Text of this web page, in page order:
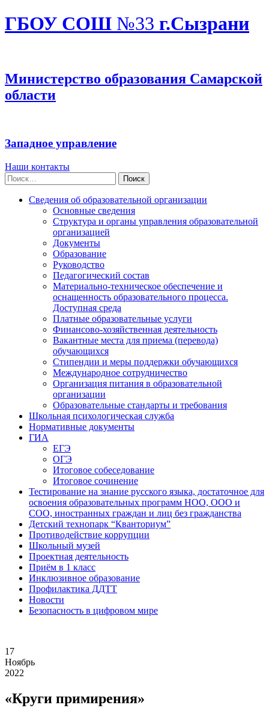
ГБОУ СОШ №33 г.Сызрани
Министерство образования Самарской
области
Западное управление
Наши контакты
Найти:
Сведения об образовательной организации
Основные сведения
Структура и органы управления образовательной
организацией
Документы
Образование
Руководство
Педагогический состав
Материально-техническое обеспечение и
оснащенность образовательного процесса.
Доступная среда
Платные образовательные услуги
Финансово-хозяйственная деятельность
Вакантные места для приема (перевода)
обучающихся
Стипендии и меры поддержки обучающихся
Международное сотрудничество
Организация питания в образовательной
организации
Образовательные стандарты и требования
Школьная психологическая служба
Нормативные документы
ГИА
ЕГЭ
ОГЭ
Итоговое собеседование
Итоговое сочинение
Тестирование на знание русского языка, достаточное для
освоения образовательных программ НОО, ООО и
СОО, иностранных граждан и лиц без гражданства
Детский технопарк “Кванториум”
Противодействие коррупции
Школьный музей
Проектная деятельность
Приём в 1 класс
Инклюзивное образование
Профилактика ДДТТ
Новости
Безопасность в цифровом мире
17
Ноябрь
2022
«Круги примирения»